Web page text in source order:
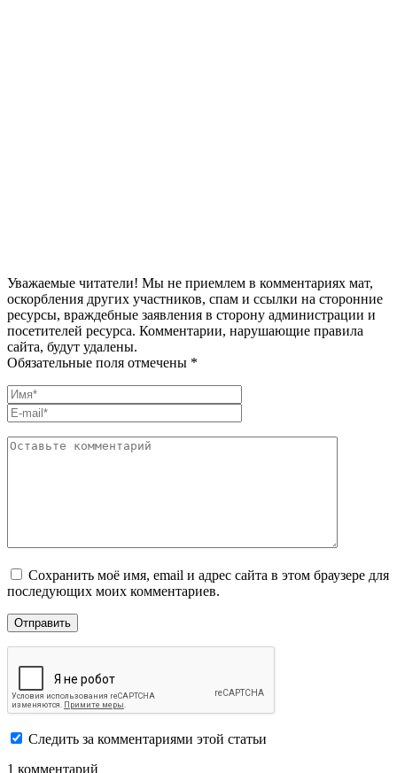
Уважаемые читатели! Мы не приемлем в комментариях мат,
оскорбления других участников, спам и ссылки на сторонние
ресурсы, враждебные заявления в сторону администрации и
посетителей ресурса. Комментарии, нарушающие правила
сайта, будут удалены.
Обязательные поля отмечены *
Сохранить моё имя, email и адрес сайта в этом браузере для
последующих моих комментариев.
Следить за комментариями этой статьи
1 комментарий